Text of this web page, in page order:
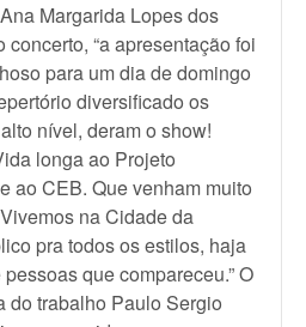
Margarida Lopes dos
“a apresentação foi
para um dia de domingo
diversificado os
nível, deram o show!
longa ao Projeto
ao CEB. Que venham muito
na Cidade da
pra todos os estilos, haja
que compareceu.” O
do trabalho Paulo Sergio